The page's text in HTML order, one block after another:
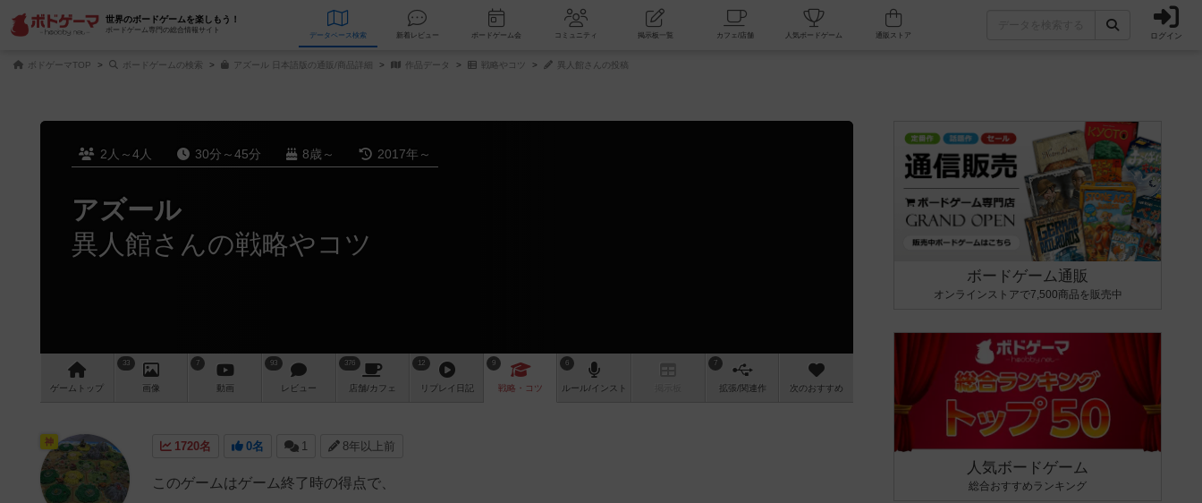
世界のボードゲームを楽しもう！
ボードゲーム専門の総合情報サイト
データベース 検索 新着レビュー ボードゲーム会 コミュニティ 掲示板一覧 カフェ/店舗 人気ボードゲーム ログイン
ボドゲーマTOP ボードゲームの検索 アズール 日本語版の通販/商品詳細 作品データ 戦略やコツ 異人館さんの投稿
2人～4人 30分～45分 8歳～ 2017年～
アズール
異人館さんの戦略やコツ
ゲーム トップ
33
画像
7
動画
93
レビュー
376
店舗/カフェ
12
リプレイ 日記
9
戦略 ・コツ
6
ルール/インスト
7
拡張/関連作 次のおすすめ
1720名 0名 1 8年以上前
このゲームはゲーム終了時の得点で、
神
ボードゲーム通販
オンラインストアで7,500商品を販売中
人気ボードゲーム
総合おすすめランキング